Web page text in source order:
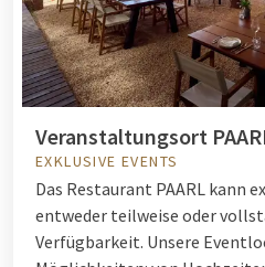
Veranstaltungsort
EXKLUSIVE EVENTS
Das Restaurant PAARL kann
entweder teilweise oder
Verfügbarkeit. Unsere